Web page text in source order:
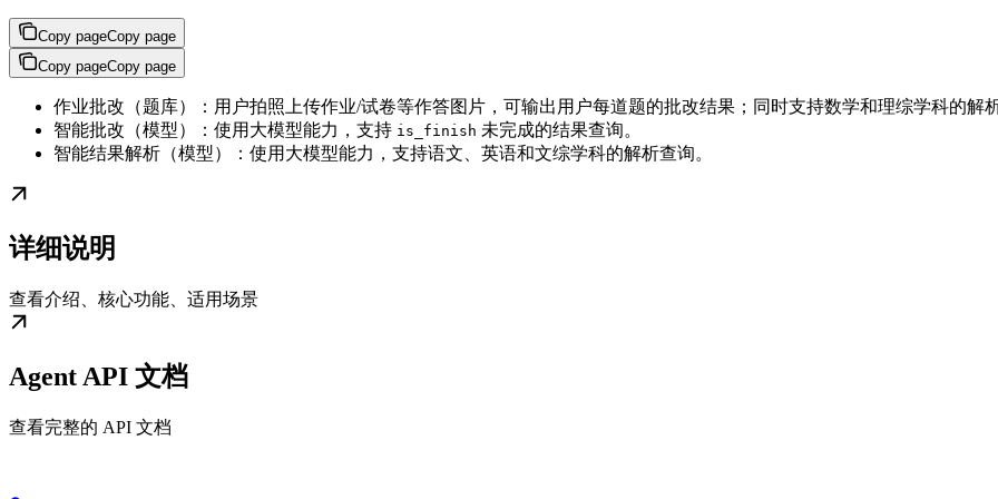
Copy pageCopy page
Copy pageCopy page
作业批改（题库）：用户拍照上传作业/试卷等作答图片，可输出用户每道题的批改结果；同时支持数学和理综学科的解
智能批改（模型）：使用大模型能力，支持 is_finish 未完成的结果查询。
智能结果解析（模型）：使用大模型能力，支持语文、英语和文综学科的解析查询。
详细说明
查看介绍、核心功能、适用场景
Agent API 文档
查看完整的 API 文档